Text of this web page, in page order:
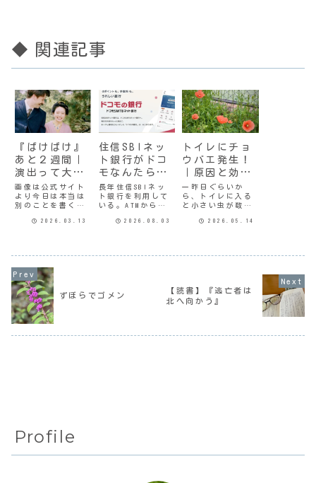
◆ 関連記事
『ばけばけ』
あと２週間｜
演出って大切
なのね
画像は公式サイト
より今日は本当は
別のことを書くつ
ど、『ばけばけ』
に髙石あかりさん
登場でダメ押しさ
れ、『ばけばけ』
について語るしか
ないと。熊本編に
なってから、た
ぶ...
2026.03.13
住信SBIネッ
ト銀行がドコ
モなんたら銀
行に変わった
件
長年住信SBIネッ
ト銀行を利用して
いる。ATMからの
料、他行への振り
恵は受けている。
今では複数の口座
2026.08.03
トイレにチョ
ウバエ発生！
｜原因と効果
的な対策
一昨日ぐらいか
ら、トイレに入る
と小さい虫が数匹
る。コバエではな
けど、気持ち悪い
のでアップするの
は自重します）グ
2026.05.14
ずぼらでゴメン
【読書】『逃亡者は
北へ向かう』
Profile